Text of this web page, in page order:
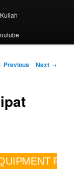
navigation
Previous Next →